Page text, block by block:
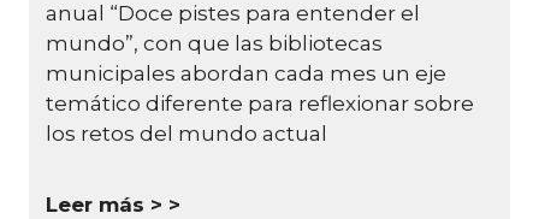
anual “Doce pistes para entender el
mundo”, con que las bibliotecas
municipales abordan cada mes un eje
temático diferente para reflexionar sobre
los retos del mundo actual
Leer más >